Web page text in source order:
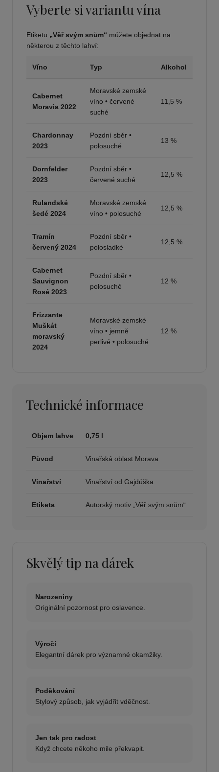
Vyberte si variantu vína
Etiketu „Věř svým snům“ můžete objednat na
některou z těchto lahví:
Víno Typ Alkohol
Cabernet
Moravia 2022
Moravské zemské
víno • červené
suché
11,5 %
Chardonnay
2023
Pozdní sběr •
polosuché
13 %
Dornfelder
2023
Pozdní sběr •
červené suché
12,5 %
Rulandské
šedé 2024
Moravské zemské
víno • polosuché
12,5 %
Tramín
červený 2024
Pozdní sběr •
polosladké
12,5 %
Cabernet
Sauvignon
Rosé 2023
Pozdní sběr •
polosuché
12 %
Frizzante
Muškát
moravský
2024
Moravské zemské
víno • jemně
perlivé • polosuché
12 %
Technické informace
Objem lahve 0,75 l
Původ Vinařská oblast Morava
Vinařství Vinařství od Gajdůška
Etiketa Autorský motiv „Věř svým snům“
Skvělý tip na dárek
Narozeniny
Originální pozornost pro oslavence.
Výročí
Elegantní dárek pro významné okamžiky.
Poděkování
Stylový způsob, jak vyjádřit vděčnost.
Jen tak pro radost
Když chcete někoho mile překvapit.